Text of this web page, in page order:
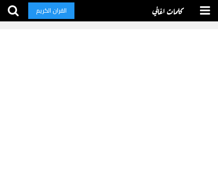
كلمات اغاني القران الكريم